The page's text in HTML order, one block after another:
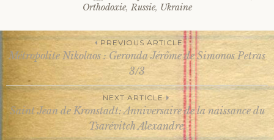
Orthodoxie, Russie, Ukraine
Post
navigation
PREVIOUS ARTICLE
Métropolite Nikolaos : Geronda Jérôme de Simonos Petras
3/3
NEXT ARTICLE
Saint Jean de Kronstadt: Anniversaire de la naissance du
Tsarévitch Alexandre.